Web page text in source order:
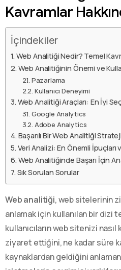
Kavramlar
İçindekiler
Web Analitiği Nedir? Temel
Web Analitiğinin Önemi ve
Pazarlama
Kullanıcı Deneyimi
Web Analitiği Araçları: En İyi
Google Analytics
Adobe Analytics
Başarılı Bir Web Analitiği
Veri Analizi: En Önemli İpuçları
Web Analitiğinde Başarı İçin
Sık Sorulan Sorular
Web analitiği, web sitelerinin
anlamak için kullanılan bir dizi
kullanıcıların web sitenizi nasıl
ziyaret ettiğini, ne kadar süre
kaynaklardan geldiğini